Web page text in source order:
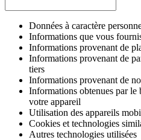
Données à caractère
Informations que vous
Informations provenant de
Informations provenant de
tiers
Informations provenant de
Informations obtenues par le
votre appareil
Utilisation des appareils
Cookies et technologies
Autres technologies utilisées